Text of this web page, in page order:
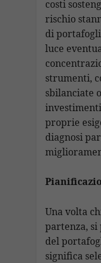
costi
rischio
di
luce
strumenti,
sbilanciate
proprie
diagnosi
Una volta
partenza, si
del
significa